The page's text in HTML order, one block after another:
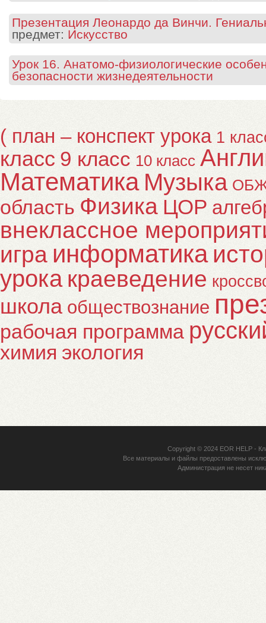
Презентация Леонардо да Винчи.
предмет: Искусство
Урок 16. Анатомо-физиологические
безопасности жизнедеятельности
( план – конспект урока 1
класс 9 класс 10 класс
Математика Музыка
область Физика ЦОР
внеклассное
игра информатика
урока краеведение
школа обществознание
рабочая программа
химия экология
Copyright © 2024 EOR HELP-
Все материалы и файлы предоставлены
Администрация не несет